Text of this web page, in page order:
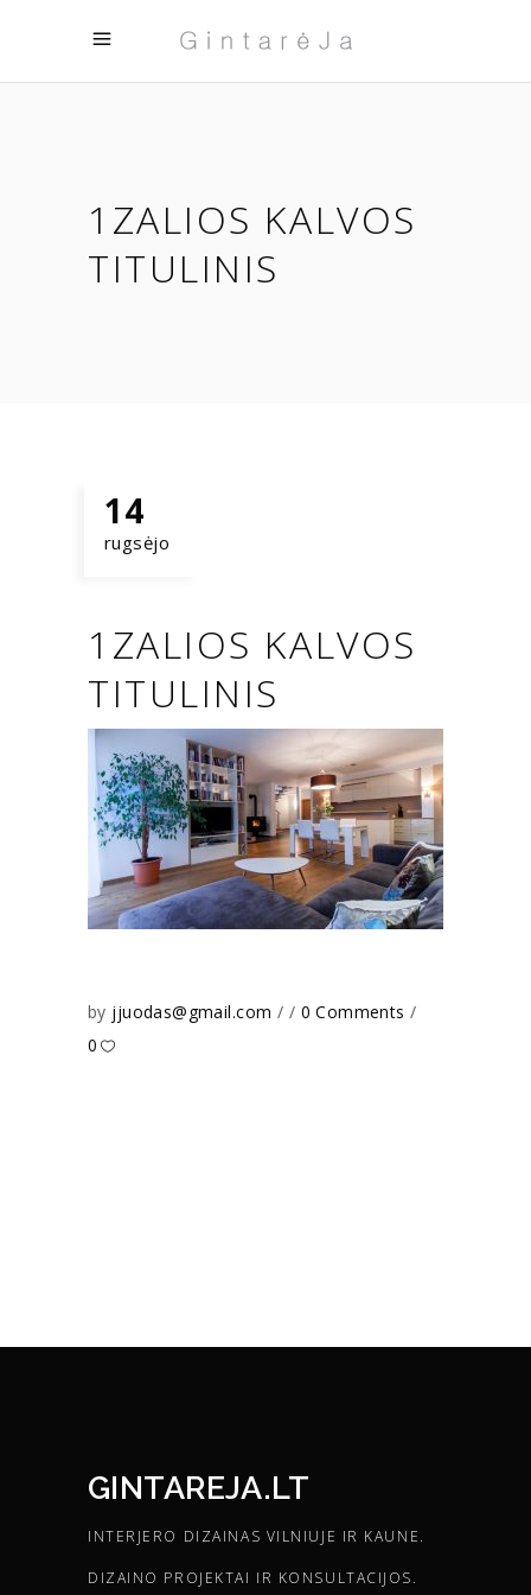
1ZALIOS KALVOS
TITULINIS
14
rugsėjo
1ZALIOS KALVOS
TITULINIS
by jjuodas@gmail.com
0 Comments
0
GINTAREJA.LT
INTERJERO DIZAINAS VILNIUJE IR KAUNE.
DIZAINO PROJEKTAI IR KONSULTACIJOS.